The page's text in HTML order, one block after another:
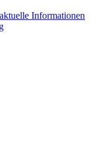
Informationen